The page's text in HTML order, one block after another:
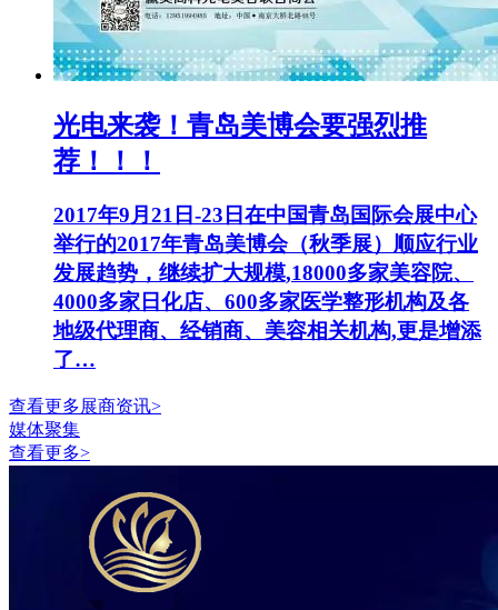
光电来袭！青岛美博会要强烈推
荐！！！
2017年9月21日-23日在中国青岛国际会展中心
举行的2017年青岛美博会（秋季展）顺应行业
发展趋势，继续扩大规模,18000多家美容院、
4000多家日化店、600多家医学整形机构及各
地级代理商、经销商、美容相关机构,更是增添
了…
查看更多展商资讯>
媒体聚集
查看更多>